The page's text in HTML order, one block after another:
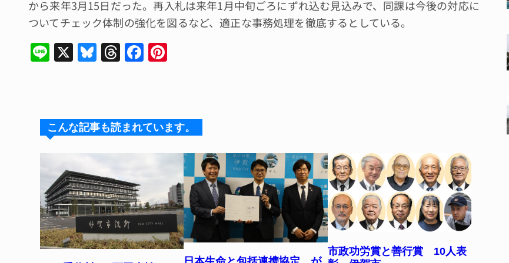
から来年3月15日だった。再入札は来年1月中旬ごろにずれ込む見込みで、同課は今後の対応に
ついてチェック体制の強化を図るなど、適正な事務処理を徹底するとしている。
Li
n
X Bl
u
k
y
T
hr
d
F
a
b
o
st
こんな記事も読まれています。
市政功労賞と善行賞 10人表